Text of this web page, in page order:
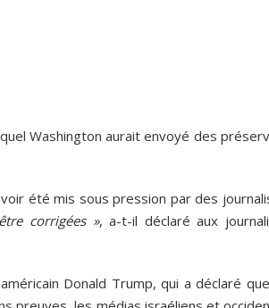
Washington aurait envoyé des
été mis sous pression par des
corrigées », a-t-il déclaré aux
Donald Trump, qui a déclaré